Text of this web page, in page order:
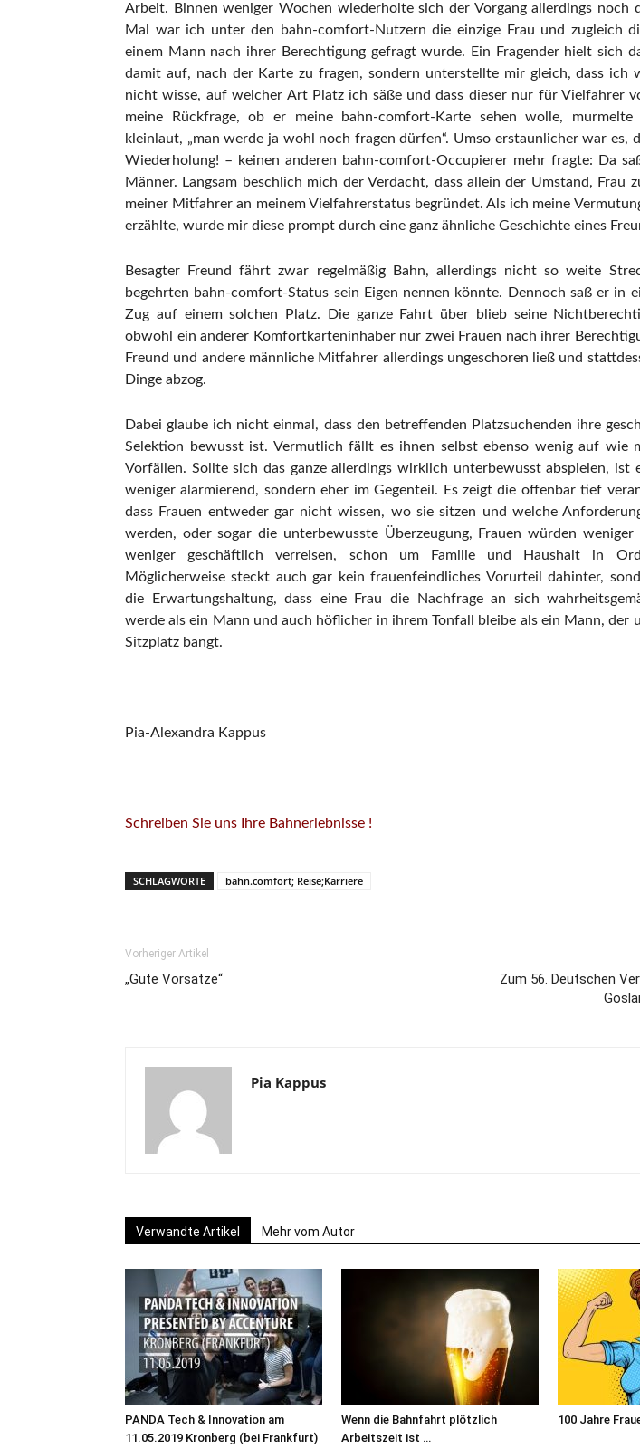
Arbeit. Binnen weniger Wochen wiederholte sich der Vorgang allerdings noch
Mal war ich unter den bahn-comfort-Nutzern die einzige Frau und zugleich
einem Mann nach ihrer Berechtigung gefragt wurde. Ein Fragender hielt sich
damit auf, nach der Karte zu fragen, sondern unterstellte mir gleich, dass ich
nicht wisse, auf welcher Art Platz ich säße und dass dieser nur für Vielfahrer
meine Rückfrage, ob er meine bahn-comfort-Karte sehen wolle,
kleinlaut, „man werde ja wohl noch fragen dürfen“. Umso erstaunlicher war es,
Wiederholung! – keinen anderen bahn-comfort-Occupierer mehr fragte: Da
Männer. Langsam beschlich mich der Verdacht, dass allein der Umstand, Frau
meiner Mitfahrer an meinem Vielfahrerstatus begründet. Als ich meine
erzählte, wurde mir diese prompt durch eine ganz ähnliche Geschichte eines
Besagter Freund fährt zwar regelmäßig Bahn, allerdings nicht so weite
begehrten bahn-comfort-Status sein Eigen nennen könnte. Dennoch saß er in
Zug auf einem solchen Platz. Die ganze Fahrt über blieb seine
obwohl ein anderer Komfortkarteninhaber nur zwei Frauen nach ihrer
Freund und andere männliche Mitfahrer allerdings ungeschoren ließ und
Dinge abzog.
Dabei glaube ich nicht einmal, dass den betreffenden Platzsuchenden ihre
Selektion bewusst ist. Vermutlich fällt es ihnen selbst ebenso wenig auf wie
Vorfällen. Sollte sich das ganze allerdings wirklich unterbewusst abspielen, ist
weniger alarmierend, sondern eher im Gegenteil. Es zeigt die offenbar tief
dass Frauen entweder gar nicht wissen, wo sie sitzen und welche
werden, oder sogar die unterbewusste Überzeugung, Frauen würden
weniger geschäftlich verreisen, schon um Familie und Haushalt in
Möglicherweise steckt auch gar kein frauenfeindliches Vorurteil dahinter,
die Erwartungshaltung, dass eine Frau die Nachfrage an sich
werde als ein Mann und auch höflicher in ihrem Tonfall bleibe als ein Mann, der
Sitzplatz bangt.
Pia-Alexandra Kappus
Schreiben Sie uns Ihre Bahnerlebnisse !
SCHLAGWORTE bahn.comfort; Reise;Karriere
Vorheriger Artikel
„Gute Vorsätze“
Zum 56. Deutschen
Pia Kappus
Verwandte Artikel Mehr vom Autor
PANDA Tech & Innovation am
11.05.2019 Kronberg (bei Frankfurt)
Wenn die Bahnfahrt plötzlich
Arbeitszeit ist …
100 Jahre